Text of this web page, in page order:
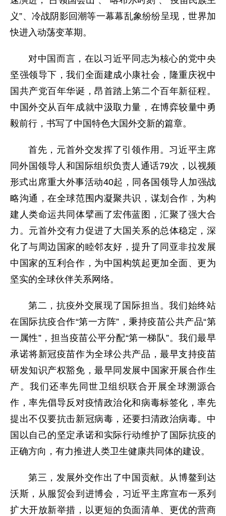
义”、冷战阴影回潮等一幕幕乱象纷纷呈现，世界加
快进入动荡变革期。
对中国而言，在以习近平同志为核心的党中央
坚强领导下，我们全面建成小康社会，隆重庆祝中
国共产党百年华诞，昂首踏上第二个百年新征程。
中国外交从百年成就中汲取力量，在博弈较量中勇
毅前行，书写了中国特色大国外交新的篇章。
首先，元首外交发挥了引领作用。习近平主席
同外国领导人和国际组织负责人通话79次，以视频
形式出席重大外事活动40起，同各国领导人加强战
略沟通，在全球范围内凝聚共识，谋划合作，为构
建人类命运共同体擘画了宏伟蓝图，汇聚了强大合
力。元首外交有力促进了大国关系的总体稳定，深
化了与周边国家的睦邻友好，提升了同亚非拉发展
中国家的互利合作，为中国构筑起更加全面、更为
坚实的全球伙伴关系网络。
第二，抗疫外交展现了国际担当。我们始终站
在国际抗疫合作“第一方阵”，秉持疫苗公共产品“第
一属性”，担当疫苗公平分配“第一梯队”。我们最早
承诺将新冠疫苗作为全球公共产品，最早支持疫苗
研发知识产权豁免，最早同发展中国家开展合作生
产。我们还率先同世卫组织联合开展全球溯源合
作，率先倡导反对疫情政治化和病毒标签化，率先
提出不仅要抗击新冠病毒，还要扫清政治病毒。中
国以自己的坚定承诺和实际行动维护了国际抗疫的
正确方向，有力推进人类卫生健康共同体的建设。
第三，发展外交作出了中国贡献。从博鳌到达
沃斯，从服贸会到进博会，习近平主席宣布一系列
扩大开放新举措，以更短的负面清单、更优的营商